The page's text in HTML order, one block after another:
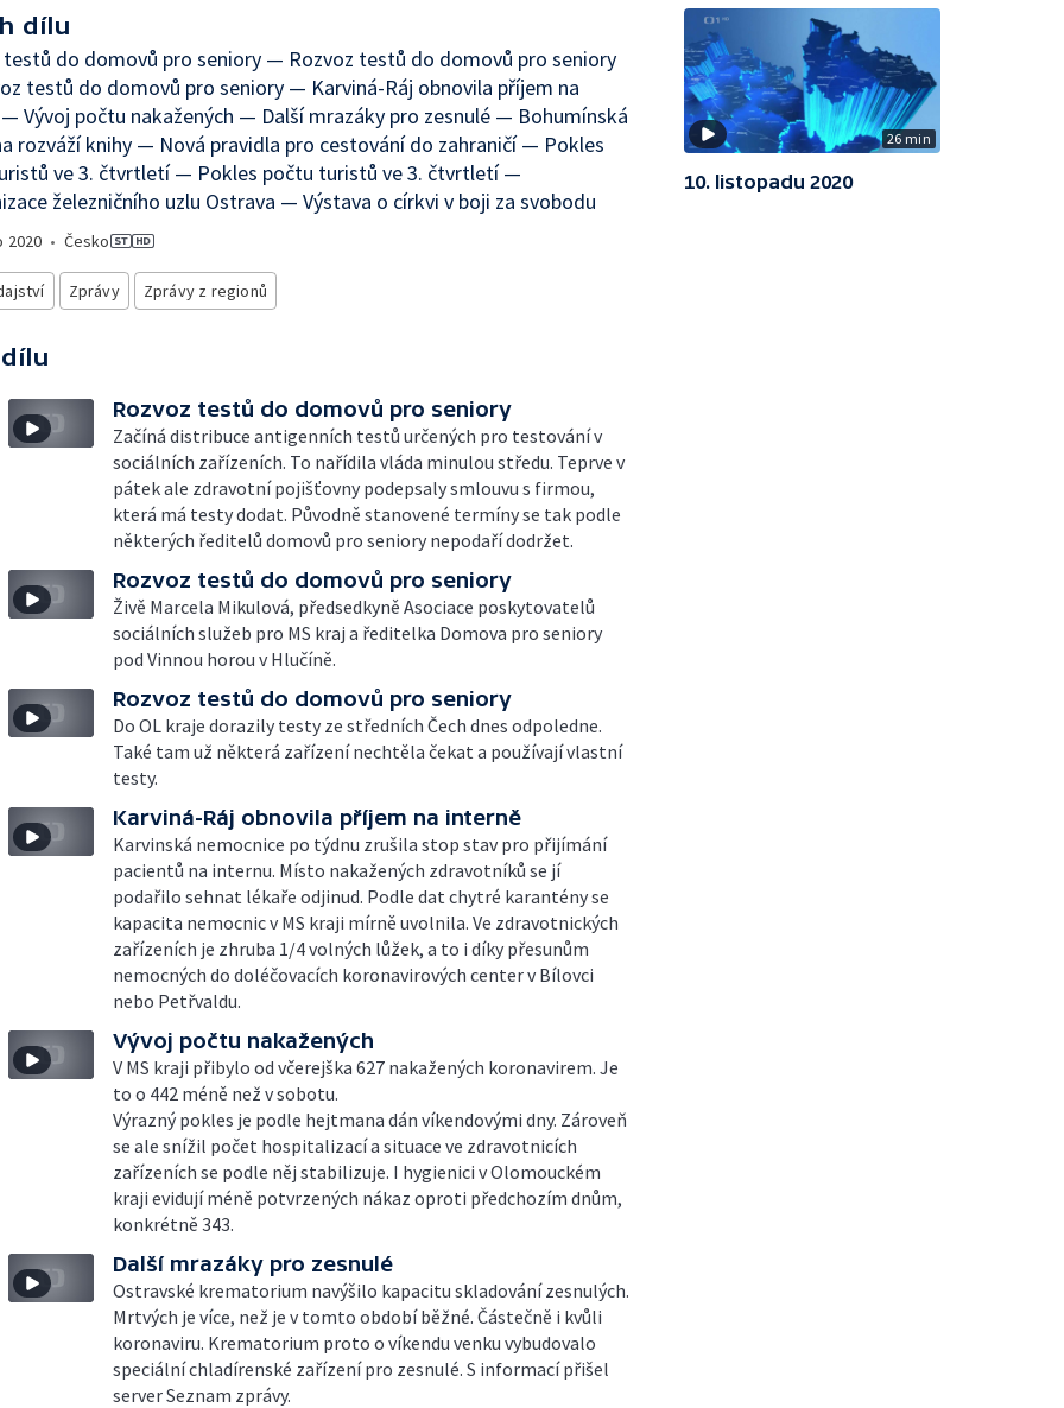
dílu
testů do domovů pro seniory — Rozvoz testů do domovů pro seniory
testů do domovů pro seniory — Karviná-Ráj obnovila příjem na
Vývoj počtu nakažených — Další mrazáky pro zesnulé — Bohumínská
rozváží knihy — Nová pravidla pro cestování do zahraničí — Pokles
ve 3. čtvrtletí — Pokles počtu turistů ve 3. čtvrtletí —
železničního uzlu Ostrava — Výstava o církvi v boji za svobodu
2020 • Česko
Zprávy Zprávy z regionů
Rozvoz testů do domovů pro seniory
Začíná distribuce antigenních testů určených pro testování v
sociálních zařízeních. To nařídila vláda minulou středu. Teprve v
pátek ale zdravotní pojišťovny podepsaly smlouvu s firmou,
která má testy dodat. Původně stanovené termíny se tak podle
některých ředitelů domovů pro seniory nepodaří dodržet.
Rozvoz testů do domovů pro seniory
Živě Marcela Mikulová, předsedkyně Asociace poskytovatelů
sociálních služeb pro MS kraj a ředitelka Domova pro seniory
pod Vinnou horou v Hlučíně.
Rozvoz testů do domovů pro seniory
Do OL kraje dorazily testy ze středních Čech dnes odpoledne.
Také tam už některá zařízení nechtěla čekat a používají vlastní
testy.
Karviná-Ráj obnovila příjem na interně
Karvinská nemocnice po týdnu zrušila stop stav pro přijímání
pacientů na internu. Místo nakažených zdravotníků se jí
podařilo sehnat lékaře odjinud. Podle dat chytré karantény se
kapacita nemocnic v MS kraji mírně uvolnila. Ve zdravotnických
zařízeních je zhruba 1/4 volných lůžek, a to i díky přesunům
nemocných do doléčovacích koronavirových center v Bílovci
nebo Petřvaldu.
Vývoj počtu nakažených
V MS kraji přibylo od včerejška 627 nakažených koronavirem. Je
to o 442 méně než v sobotu.
Výrazný pokles je podle hejtmana dán víkendovými dny. Zároveň
se ale snížil počet hospitalizací a situace ve zdravotnicích
zařízeních se podle něj stabilizuje. I hygienici v Olomouckém
kraji evidují méně potvrzených nákaz oproti předchozím dnům,
konkrétně 343.
Další mrazáky pro zesnulé
Ostravské krematorium navýšilo kapacitu skladování zesnulých.
Mrtvých je více, než je v tomto období běžné. Částečně i kvůli
koronaviru. Krematorium proto o víkendu venku vybudovalo
speciální chladírenské zařízení pro zesnulé. S informací přišel
server Seznam zprávy.
26 min
10. listopadu 2020